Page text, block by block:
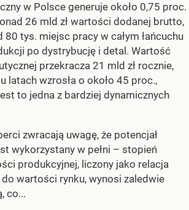
w Polsce generuje około 0,75 proc.
26 mld zł wartości dodanej brutto,
tys. miejsc pracy w całym łańcuchu
po dystrybucję i detal. Wartość
przekracza 21 mld zł rocznie,
latach wzrosła o około 45 proc.,
to jedna z bardziej dynamicznych
zwracają uwagę, że potencjał
wykorzystany w pełni – stopień
produkcyjnej, liczony jako relacja
wartości rynku, wynosi zaledwie
co...